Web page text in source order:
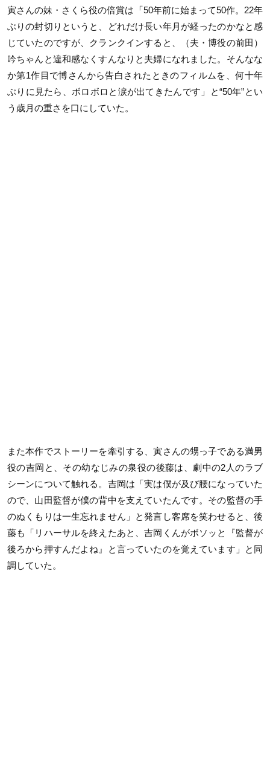
寅さんの妹・さくら役の倍賞は「50年前に始まって50作。22年
ぶりの封切りというと、どれだけ長い年月が経ったのかなと感
じていたのですが、クランクインすると、（夫・博役の前田）
吟ちゃんと違和感なくすんなりと夫婦になれました。そんなな
か第1作目で博さんから告白されたときのフィルムを、何十年
ぶりに見たら、ボロボロと涙が出てきたんです」と“50年”とい
う歳月の重さを口にしていた。
また本作でストーリーを牽引する、寅さんの甥っ子である満男
役の吉岡と、その幼なじみの泉役の後藤は、劇中の2人のラブ
シーンについて触れる。吉岡は「実は僕が及び腰になっていた
ので、山田監督が僕の背中を支えていたんです。その監督の手
のぬくもりは一生忘れません」と発言し客席を笑わせると、後
藤も「リハーサルを終えたあと、吉岡くんがボソッと『監督が
後ろから押すんだよね』と言っていたのを覚えています」と同
調していた。